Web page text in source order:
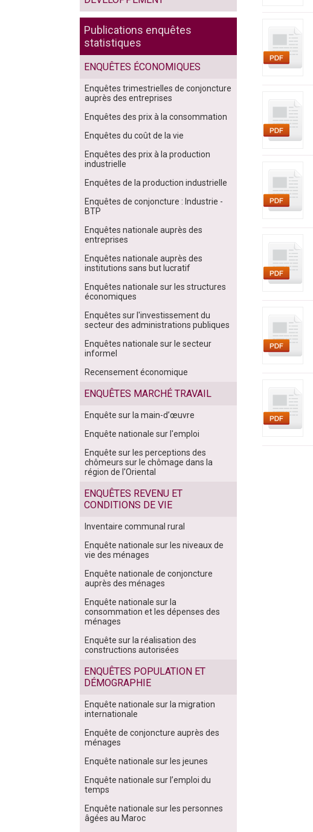
Publications enquêtes
statistiques
ENQUÊTES ÉCONOMIQUES
Enquêtes trimestrielles de conjoncture
auprès des entreprises
Enquêtes des prix à la consommation
Enquêtes du coût de la vie
Enquêtes des prix à la production
industrielle
Enquêtes de la production industrielle
Enquêtes de conjoncture : Industrie -
BTP
Enquêtes nationale auprès des
entreprises
Enquêtes nationale auprès des
institutions sans but lucratif
Enquêtes nationale sur les structures
économiques
Enquêtes sur l'investissement du
secteur des administrations publiques
Enquêtes nationale sur le secteur
informel
Recensement économique
ENQUÊTES MARCHÉ TRAVAIL
Enquête sur la main-d’œuvre
Enquête nationale sur l'emploi
Enquête sur les perceptions des
chômeurs sur le chômage dans la
région de l'Oriental
ENQUÊTES REVENU ET
CONDITIONS DE VIE
Inventaire communal rural
Enquête nationale sur les niveaux de
vie des ménages
Enquête nationale de conjoncture
auprès des ménages
Enquête nationale sur la
consommation et les dépenses des
ménages
Enquête sur la réalisation des
constructions autorisées
ENQUÊTES POPULATION ET
DÉMOGRAPHIE
Enquête nationale sur la migration
internationale
Enquête de conjoncture auprès des
ménages
Enquête nationale sur les jeunes
Enquête nationale sur l’emploi du
temps
Enquête nationale sur les personnes
âgées au Maroc